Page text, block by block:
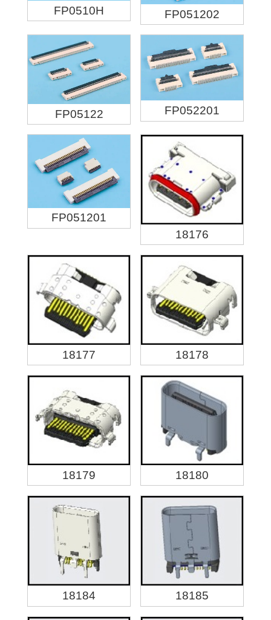
FP0510H FP051202
FP05122 FP052201
FP051201
18176
18177 18178
18179 18180
18184 18185